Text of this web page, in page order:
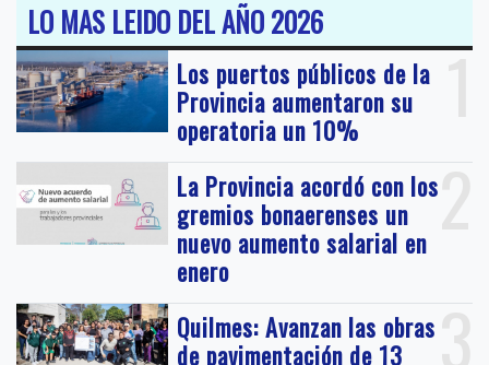
LO MAS LEIDO DEL AÑO 2026
1
Los puertos públicos de la
Provincia aumentaron su
operatoria un 10%
2
La Provincia acordó con los
gremios bonaerenses un
nuevo aumento salarial en
enero
3
Quilmes: Avanzan las obras
de pavimentación de 13